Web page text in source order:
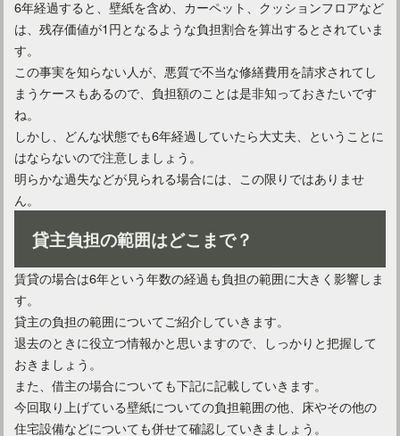
新築の建物なのに木材にカビが発生する？原因と対処法は？
部屋のドアノブをロックしたい！取り替え方法をご紹介！
クッションフロアの注意点！賃貸退去時のへこみ防止と対策法
石膏ボードに貼られた壁紙のはがし方！壁紙を張り替えよう
新築の照明で失敗したくない！WEB内覧会を参考にしよう
6年経過すると、壁紙を含め、カーペット、クッションフロアなど
は、残存価値が1円となるような負担割合を算出するとされていま
す。
この事実を知らない人が、悪質で不当な修繕費用を請求されてし
まうケースもあるので、負担額のことは是非知っておきたいです
ね。
しかし、どんな状態でも6年経過していたら大丈夫、ということに
はならないので注意しましょう。
明らかな過失などが見られる場合には、この限りではありませ
ん。
貸主負担の範囲はどこまで？
賃貸の場合は6年という年数の経過も負担の範囲に大きく影響しま
す。
貸主の負担の範囲についてご紹介していきます。
退去のときに役立つ情報かと思いますので、しっかりと把握して
おきましょう。
また、借主の場合についても下記に記載していきます。
今回取り上げている壁紙についての負担範囲の他、床やその他の
住宅設備などについても併せて確認していきましょう。